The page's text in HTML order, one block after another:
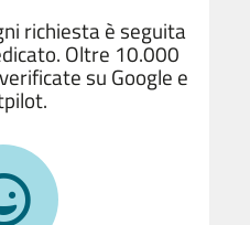
richiesta è seguita
Oltre 10.000
su Google e